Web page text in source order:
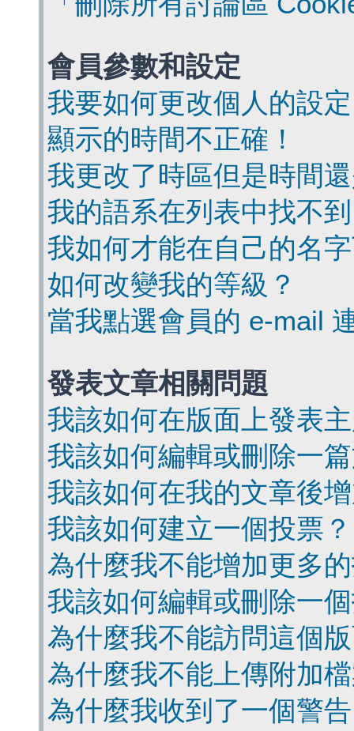
會員參數和設定
我要如何更改個人的設
顯示的時間不正確！
我更改了時區但是時間
我的語系在列表中找不
我如何才能在自己的名
如何改變我的等級？
當我點選會員的 e-mail
發表文章相關問題
我該如何在版面上發表
我該如何編輯或刪除一
我該如何在我的文章後
我該如何建立一個投票？
為什麼我不能增加更多
我該如何編輯或刪除一
為什麼我不能訪問這個
為什麼我不能上傳附加
為什麼我收到了一個警